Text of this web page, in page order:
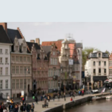
e
m
b
u
r
g
r
e
s
t
a
u
r